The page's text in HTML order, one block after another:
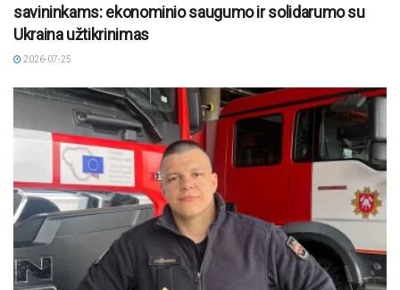
savininkams: ekonominio saugumo ir solidarumo su
Ukraina užtikrinimas
2026-07-25